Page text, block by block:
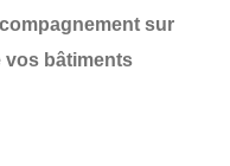
sur
vos bâtiments